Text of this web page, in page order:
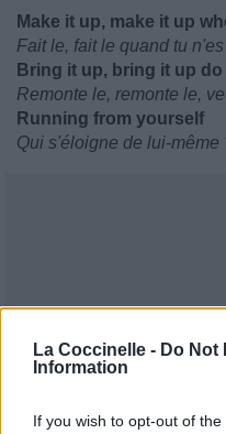
La Coccinelle - Do Not
Information
If you wish to opt-out of
Make it up, make it up
Fait le, fait le quand tu
Bring it up, bring it up
Remonte le, remonte le,
Running from yourself
Qui s'éloigne de lui-même